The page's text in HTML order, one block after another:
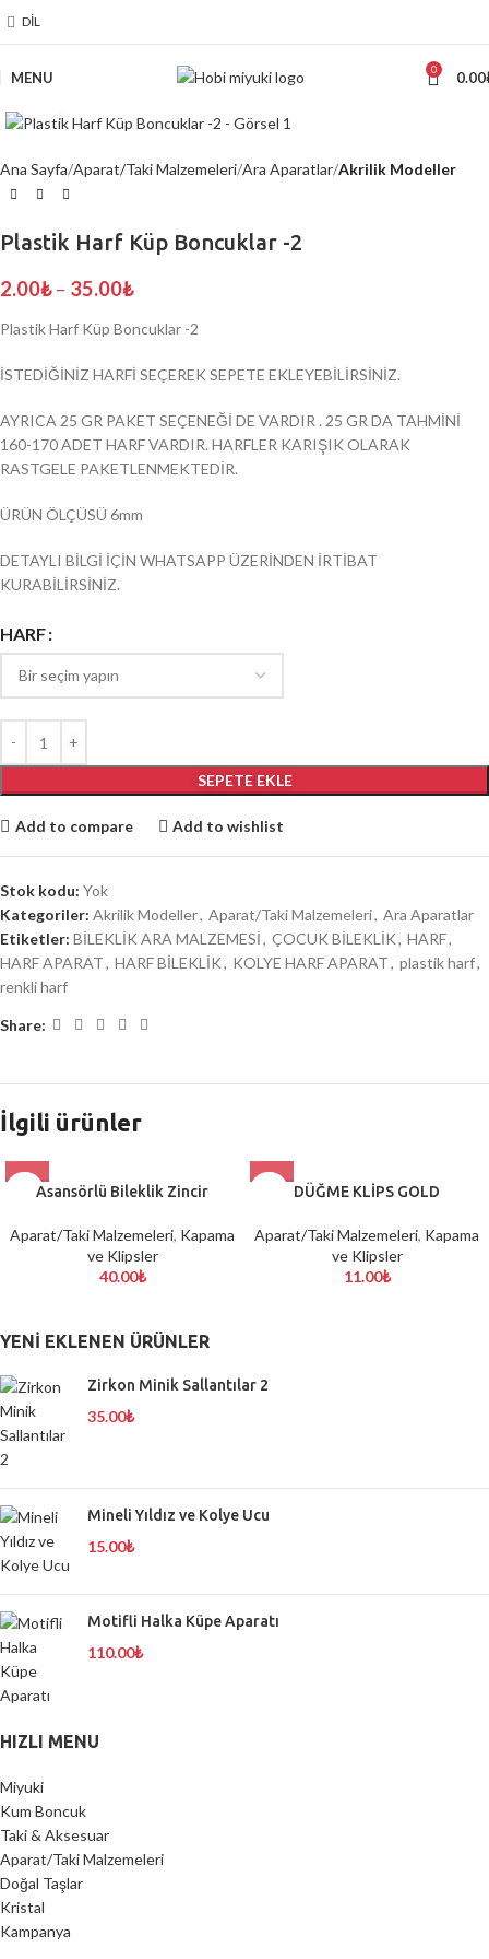
DIL
MENU 0 0.00
Ana Sayfa Aparat/Taki Malzemeleri Ara Aparatlar Akrilik Modeller
Plastik Harf Küp Boncuklar -2
2.00₺ – 35.00₺
Plastik Harf Küp Boncuklar -2
İSTEDİĞİNİZ HARFİ SEÇEREK SEPETE EKLEYEBİLİRSİNİZ.
AYRICA 25 GR PAKET SEÇENEĞİ DE VARDIR . 25 GR DA TAHMİNİ
160-170 ADET HARF VARDIR. HARFLER KARIŞIK OLARAK
RASTGELE PAKETLENMEKTEDİR.
ÜRÜN ÖLÇÜSÜ 6mm
DETAYLI BİLGİ İÇİN WHATSAPP ÜZERİNDEN İRTİBAT
KURABİLİRSİNİZ.
HARF
SEPETE EKLE
Add to compare Add to wishlist
Stok kodu: Yok
Kategoriler: Akrilik Modeller, Aparat/Taki Malzemeleri, Ara Aparatlar
Etiketler: BİLEKLİK ARA MALZEMESİ, ÇOCUK BİLEKLİK, HARF,
HARF APARAT, HARF BİLEKLİK, KOLYE HARF APARAT, plastik harf,
renkli harf
Share:
İlgili ürünler
Asansörlü Bileklik Zincir
Aparat/Taki Malzemeleri, Kapama
ve Klipsler
40.00₺
DÜĞME KLİPS GOLD
Aparat/Taki Malzemeleri, Kapama
ve Klipsler
11.00₺
YENI EKLENEN ÜRÜNLER
Zirkon Minik Sallantılar 2
35.00₺
Mineli Yıldız ve Kolye Ucu
15.00₺
Motifli Halka Küpe Aparatı
110.00₺
HIZLI MENU
Miyuki
Kum Boncuk
Taki & Aksesuar
Aparat/Taki Malzemeleri
Doğal Taşlar
Kristal
Kampanya